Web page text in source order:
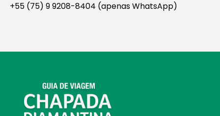
+55 (75) 9 9208-8404 (apenas WhatsApp)